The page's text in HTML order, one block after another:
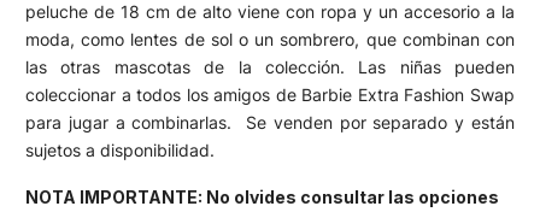
peluche de 18 cm de alto viene con ropa y un accesorio a la
moda, como lentes de sol o un sombrero, que combinan con
las otras mascotas de la colección. Las niñas pueden
coleccionar a todos los amigos de Barbie Extra Fashion Swap
para jugar a combinarlas. Se venden por separado y están
sujetos a disponibilidad.
NOTA IMPORTANTE: No olvides consultar las opciones